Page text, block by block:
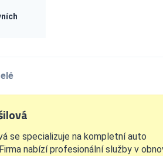
se specializuje na kompletní auto
nabízí profesionální služby v